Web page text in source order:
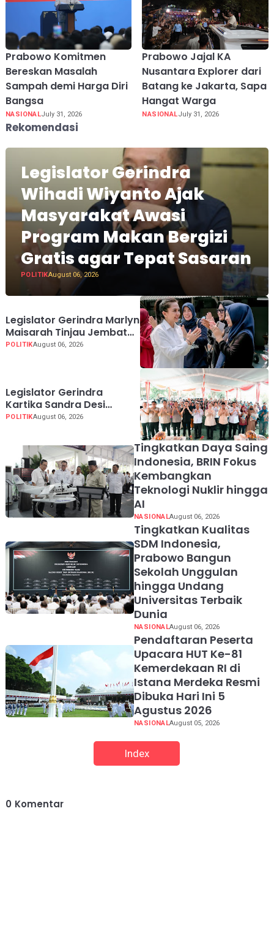
Prabowo Komitmen
Bereskan Masalah
Sampah demi Harga Diri
Bangsa
NASIONALJuly 31, 2026
Prabowo Jajal KA
Nusantara Explorer dari
Batang ke Jakarta, Sapa
Hangat Warga
NASIONALJuly 31, 2026
Rekomendasi
Legislator Gerindra
Wihadi Wiyanto Ajak
Masyarakat Awasi
Program Makan Bergizi
Gratis agar Tepat Sasaran
POLITIKAugust 06, 2026
Legislator Gerindra Marlyn
Maisarah Tinjau Jembatan
Gantung Cibeber,
POLITIKAugust 06, 2026
Legislator Gerindra
Kartika Sandra Desi
Dorong UMKM Palembang
POLITIKAugust 06, 2026
Tingkatkan Daya Saing
Indonesia, BRIN Fokus
Kembangkan
Teknologi Nuklir hingga
AI
NASIONALAugust 06, 2026
Tingkatkan Kualitas
SDM Indonesia,
Prabowo Bangun
Sekolah Unggulan
hingga Undang
Universitas Terbaik
Dunia
NASIONALAugust 06, 2026
Pendaftaran Peserta
Upacara HUT Ke-81
Kemerdekaan RI di
Istana Merdeka Resmi
Dibuka Hari Ini 5
Agustus 2026
NASIONALAugust 05, 2026
Index
0 Komentar